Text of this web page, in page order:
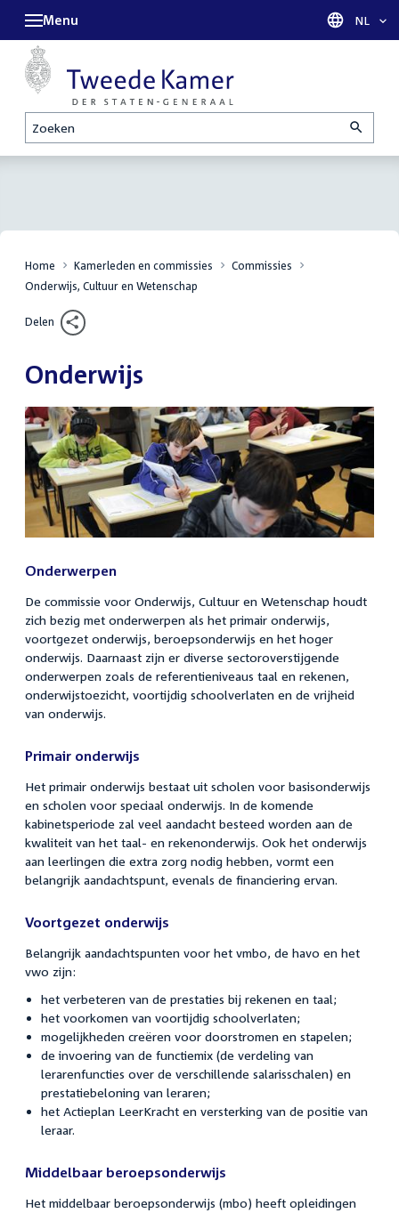
Zoeken
Menu Taal
NL
Home Kamerleden en commissies
Commissies
Onderwijs, Cultuur en Wetenschap
Delen
Onderwijs
Onderwerpen
De commissie voor Onderwijs, Cultuur en Wetenschap houdt
zich bezig met onderwerpen als het primair onderwijs,
voortgezet onderwijs, beroepsonderwijs en het hoger
onderwijs. Daarnaast zijn er diverse sectoroverstijgende
onderwerpen zoals de referentieniveaus taal en rekenen,
onderwijstoezicht, voortijdig schoolverlaten en de vrijheid
van onderwijs.
Primair onderwijs
Het primair onderwijs bestaat uit scholen voor basisonderwijs
en scholen voor speciaal onderwijs. In de komende
kabinetsperiode zal veel aandacht besteed worden aan de
kwaliteit van het taal- en rekenonderwijs. Ook het onderwijs
aan leerlingen die extra zorg nodig hebben, vormt een
belangrijk aandachtspunt, evenals de financiering ervan.
Voortgezet onderwijs
Belangrijk aandachtspunten voor het vmbo, de havo en het
vwo zijn:
het verbeteren van de prestaties bij rekenen en taal;
het voorkomen van voortijdig schoolverlaten;
mogelijkheden creëren voor doorstromen en stapelen;
de invoering van de functiemix (de verdeling van
lerarenfuncties over de verschillende salarisschalen) en
prestatiebeloning van leraren;
het Actieplan LeerKracht en versterking van de positie van
leraar.
Middelbaar beroepsonderwijs
Het middelbaar beroepsonderwijs (mbo) heeft opleidingen